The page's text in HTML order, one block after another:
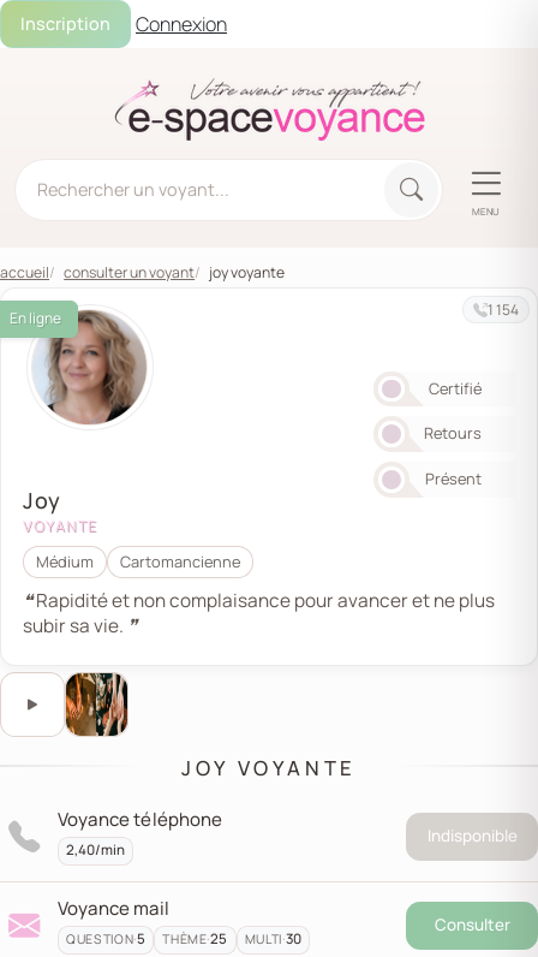
Inscription Connexion
MENU
accueil consulter un voyant joy voyante
JOY VOYANTE
Voyance téléphone
2,40/min
Indisponible
Voyance mail
QUESTION·5 THÈME·25 MULTI·30
Consulter
En ligne 1 154
Certifié
Retours
Présent
Joy
VOYANTE
Médium Cartomancienne
❝ Rapidité et non complaisance pour avancer et ne plus
subir sa vie. ❞
Écouter l'audio de présentation
Ce bouton lance ou met en pause l’audio de